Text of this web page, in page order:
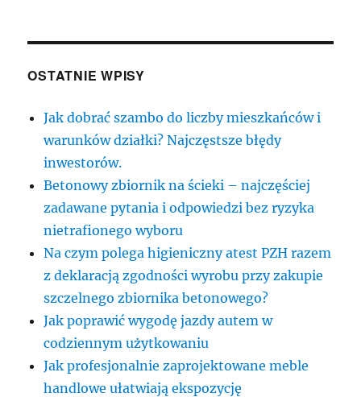
OSTATNIE WPISY
Jak dobrać szambo do liczby mieszkańców i
warunków działki? Najczęstsze błędy
inwestorów.
Betonowy zbiornik na ścieki – najczęściej
zadawane pytania i odpowiedzi bez ryzyka
nietrafionego wyboru
Na czym polega higieniczny atest PZH razem
z deklaracją zgodności wyrobu przy zakupie
szczelnego zbiornika betonowego?
Jak poprawić wygodę jazdy autem w
codziennym użytkowaniu
Jak profesjonalnie zaprojektowane meble
handlowe ułatwiają ekspozycję